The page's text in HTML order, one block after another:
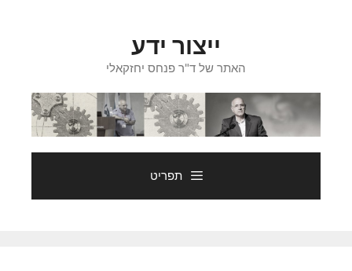
ייצור ידע
האתר של ד"ר פנחס יחזקאלי
תפריט